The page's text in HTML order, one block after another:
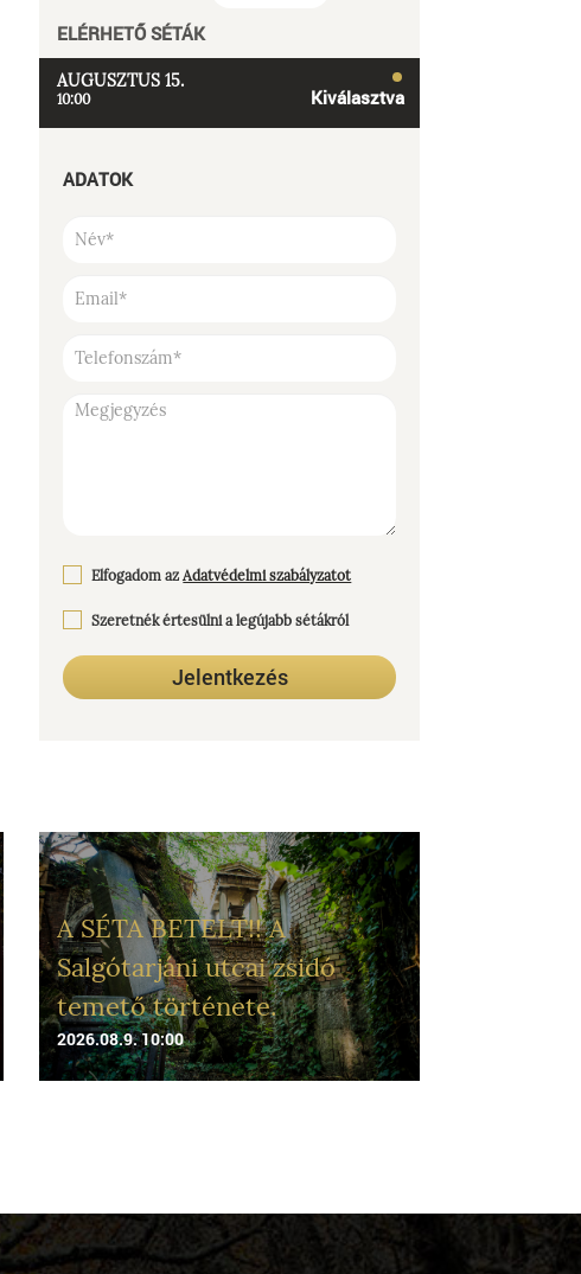
ELÉRHETŐ SÉTÁK
AUGUSZTUS 15.
10:00 Kiválasztva
ADATOK
Elfogadom azAdatvédelmi szabályzatot
Szeretnék értesülni a legújabb sétákról
Jelentkezés
A SÉTA BETELT!! A
Salgótarjáni utcai zsidó
temető története.
2026.08.9. 10:00